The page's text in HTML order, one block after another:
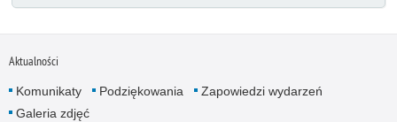
Aktualności
Komunikaty Podziękowania
Zapowiedzi wydarzeń
Galeria zdjęć